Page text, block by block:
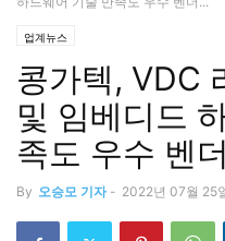
업계뉴스
콩가텍, VDC
및 임베디드
족도 우수 벤
By 오승모 기자 - 2022년 07월 25